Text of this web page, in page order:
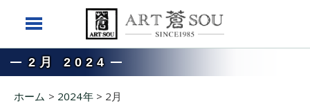
2月 2024
ホーム > 2024年> 2月